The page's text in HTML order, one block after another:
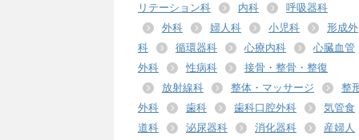
リテーション科
内科
呼吸器科
外科
婦人科 小児科
形成外
科
循環器科 心療内科
心臓血管
外科
性病科
接骨・整骨・整復
放射線科
整体・マッサージ
整
外科
歯科 歯科口腔外科
気管食
道科
泌尿器科 消化器科
産婦人